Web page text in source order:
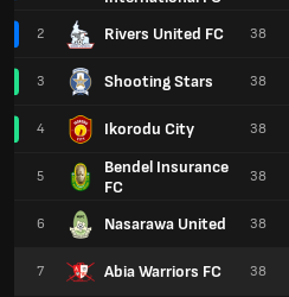
2 Rivers United FC
3 Shooting Stars
4 Ikorodu City
5
Bendel Insurance
FC
6 Nasarawa United
7 Abia Warriors FC
38
38
38
38
38
38